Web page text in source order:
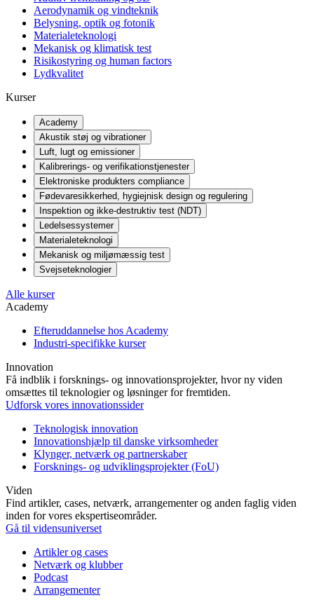
Aerodynamik og vindteknik
Belysning, optik og fotonik
Materialeteknologi
Mekanisk og klimatisk test
Risikostyring og human factors
Lydkvalitet
Kurser
Academy
Akustik støj og vibrationer
Luft, lugt og emissioner
Kalibrerings- og verifikationstjenester
Elektroniske produkters compliance
Fødevaresikkerhed, hygiejnisk design og regulering
Inspektion og ikke-destruktiv test (NDT)
Ledelsessystemer
Materialeteknologi
Mekanisk og miljømæssig test
Svejseteknologier
Alle kurser
Academy
Efteruddannelse hos Academy
Industri-specifikke kurser
Innovation
Få indblik i forsknings- og innovationsprojekter, hvor ny viden
omsættes til teknologier og løsninger for fremtiden.
Udforsk vores innovationssider
Teknologisk innovation
Innovationshjælp til danske virksomheder
Klynger, netværk og partnerskaber
Forsknings- og udviklingsprojekter (FoU)
Viden
Find artikler, cases, netværk, arrangementer og anden faglig viden
inden for vores ekspertiseområder.
Gå til vidensuniverset
Artikler og cases
Netværk og klubber
Podcast
Arrangementer